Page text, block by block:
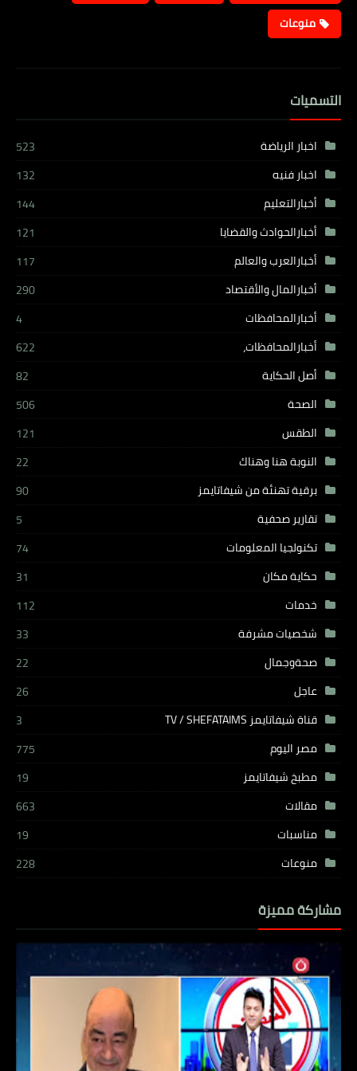
منوعات
التسميات
اخبار الرياضة
523
اخبار فنيه
132
أخبارالتعليم
144
أخبارالحوادث والقضايا
121
أخبارالعرب والعالم
117
أخبارالمال والأقتصاد
290
أخبارالمحافظات
4
أخبارالمحافظات،
622
أصل الحكاية
82
الصحة
506
الطقس
121
النوبة هنا وهناك
22
برقية تهنئة من شيفاتايمز
90
تقارير صحفية
5
تكنولجيا المعلومات
74
حكاية مكان
31
خدمات
112
شخصيات مشرفة
33
صحةوجمال
22
عاجل
26
قناة شيفاتايمز TV / SHEFATAIMS
3
مصر اليوم
775
مطبخ شيفاتايمز
19
مقالات
663
مناسبات
19
منوعات
228
مشاركة مميزة